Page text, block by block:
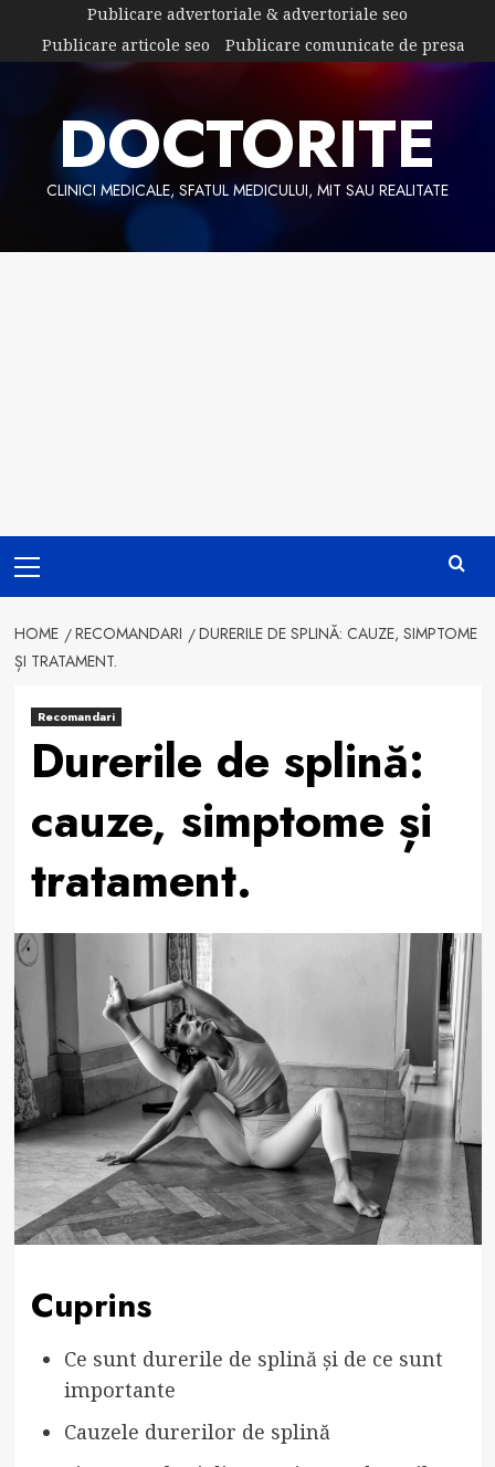
content
Publicare advertoriale & advertoriale seo
Publicare articole seo
Publicare comunicate de presa
DOCTORITE
CLINICI MEDICALE, SFATUL MEDICULUI, MIT SAU REALITATE
Menu
HOME RECOMANDARI
DURERILE DE SPLINĂ: CAUZE, SIMPTOME
ȘI TRATAMENT.
Recomandari
Durerile de splină:
cauze, simptome și
tratament.
Cuprins
Ce sunt durerile de splină și de ce sunt
importante
Cauzele durerilor de splină